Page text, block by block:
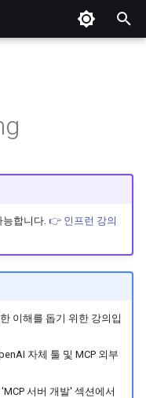
Prompt Variables 활용
API 응답 및 id로 재요
능합니다. 👉 인프런 강의
이해를 돕기 위한 강의입
자체 툴 및 MCP 외부
서버 개발' 섹션에서